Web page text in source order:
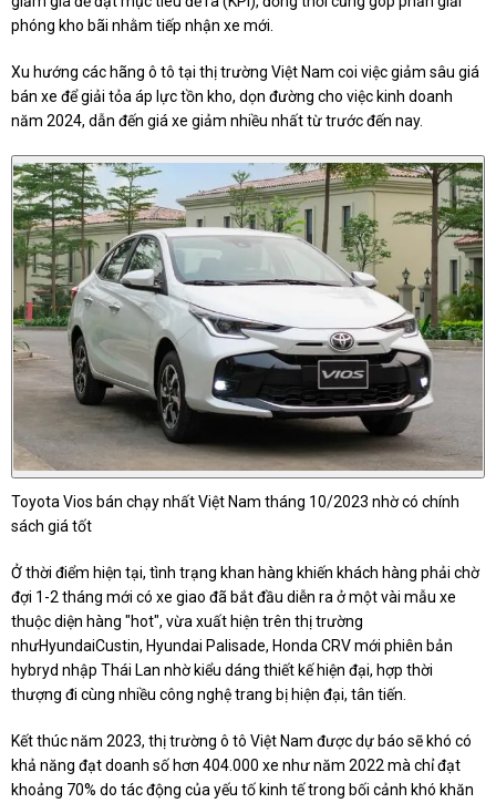
phóng kho bãi nhằm tiếp nhận xe mới.
Xu hướng các hãng ô tô tại thị trường Việt Nam coi việc giảm sâu giá
bán xe để giải tỏa áp lực tồn kho, dọn đường cho việc kinh doanh
năm 2024, dẫn đến giá xe giảm nhiều nhất từ trước đến nay.
Toyota Vios bán chạy nhất Việt Nam tháng 10/2023 nhờ có chính
sách giá tốt
Ở thời điểm hiện tại, tình trạng khan hàng khiến khách hàng phải chờ
đợi 1-2 tháng mới có xe giao đã bắt đầu diễn ra ở một vài mẫu xe
thuộc diện hàng "hot", vừa xuất hiện trên thị trường
nhưHyundaiCustin, Hyundai Palisade, Honda CRV mới phiên bản
hybryd nhập Thái Lan nhờ kiểu dáng thiết kế hiện đại, hợp thời
thượng đi cùng nhiều công nghệ trang bị hiện đại, tân tiến.
Kết thúc năm 2023, thị trường ô tô Việt Nam được dự báo sẽ khó có
khả năng đạt doanh số hơn 404.000 xe như năm 2022 mà chỉ đạt
khoảng 70% do tác động của yếu tố kinh tế trong bối cảnh khó khăn